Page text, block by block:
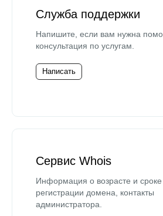
Служба поддержки
Напишите, если вам нужна
консультация по услугам.
Написать
Сервис Whois
Информация о возрасте и сроке
регистрации домена, контакты
администратора.